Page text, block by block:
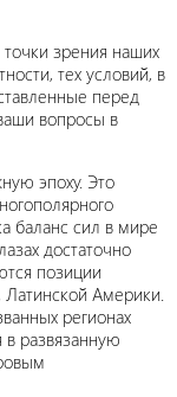
зрения наших
тех условий, в
перед
вопросы в
эпоху. Это
баланс сил в мире
достаточно
позиции
Латинской Америки.
регионах
в развязанную